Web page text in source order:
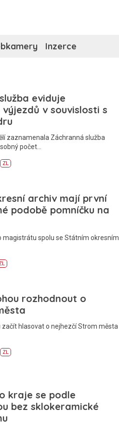
Inzerce
eviduje
v souvislosti s
zaznamenala Záchranná služba
počet…
ZL
archiv mají první
podobě pomníčku na
magistrátu spolu se Státním okresním
rozhodnout o
začít hlasovat o nejhezčí Strom města
ZL
kraje se podle
bez sklokeramické